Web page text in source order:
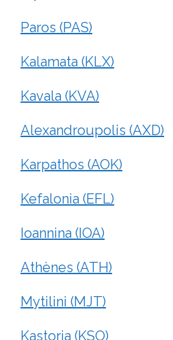
Paros (PAS)
Kalamata (KLX)
Kavala (KVA)
Alexandroupolis (AXD)
Karpathos (AOK)
Kefalonia (EFL)
Ioannina (IOA)
Athènes (ATH)
Mytilini (MJT)
Kastoria (KSO)